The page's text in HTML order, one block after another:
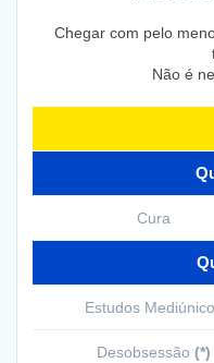
Chegar com pelo
Não é
Cura
Estudos
Desobsessão (*)